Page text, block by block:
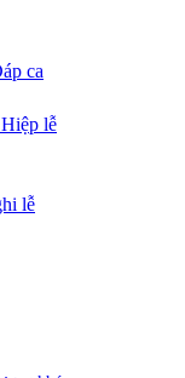
ca
lễ
lễ